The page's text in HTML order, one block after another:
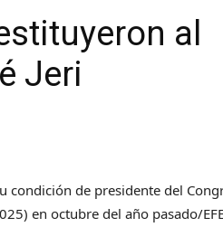
al
Jeri
condición de presidente del
en octubre del año pasado/